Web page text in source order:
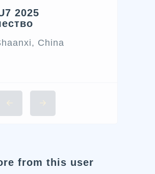
2025
China
from this user